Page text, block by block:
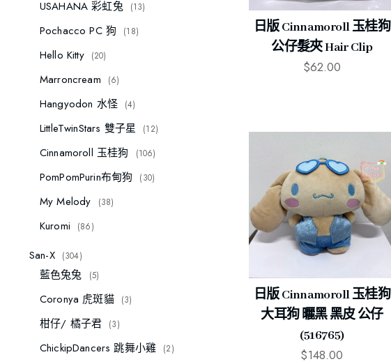
日版 Cinnamoroll 玉桂狗
公仔髮夾 Hair Clip
$62.00
日版 Cinnamoroll 玉桂狗
大耳狗 曬黑 黑皮 公仔
(516765)
$148.00
USAHANA 彩虹兔 13
Pochacco PC 狗 18
Hello Kitty 20
Marroncream 6
Hangyodon 水怪 4
LittleTwinStars 雙子星 12
Cinnamoroll 玉桂狗 106
PomPomPurin布甸狗 30
My Melody 38
Kuromi 86
San-X 304
藍色兔兔 5
Coronya 虎斑貓 3
柑仔/ 橘子君 3
ChickipDancers 跳舞小雞 2